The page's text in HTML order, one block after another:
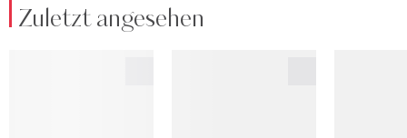
Zuletzt angesehen